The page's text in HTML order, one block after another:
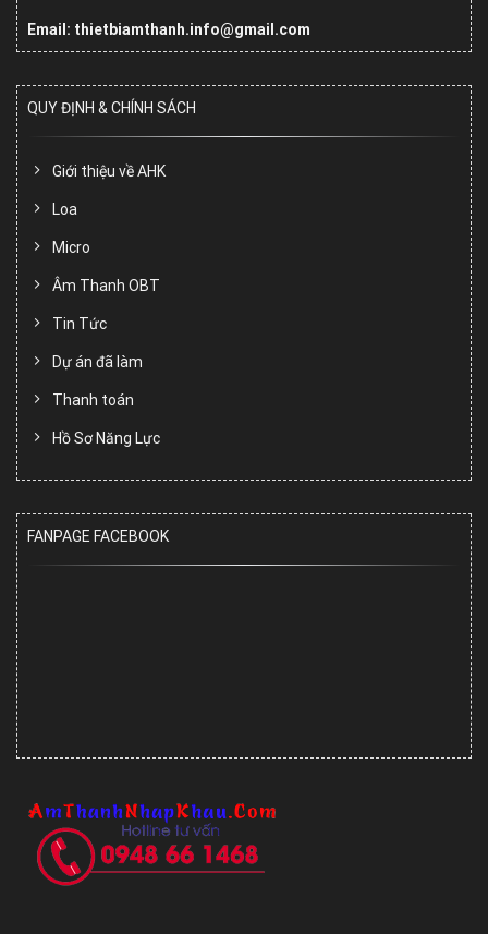
Email: thietbiamthanh.info@gmail.com
QUY ĐỊNH & CHÍNH SÁCH
Giới thiệu về AHK
Loa
Micro
Âm Thanh OBT
Tin Tức
Dự án đã làm
Thanh toán
Hồ Sơ Năng Lực
FANPAGE FACEBOOK